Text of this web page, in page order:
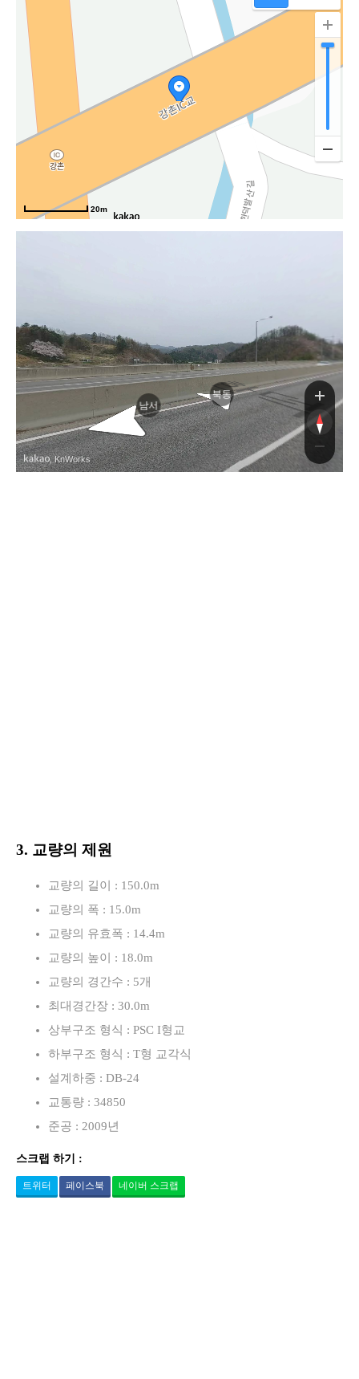
20m
양고속도로
길
남서
북동
, KnWorks
3. 교량의 제원
교량의 길이 : 150.0m
교량의 폭 : 15.0m
교량의 유효폭 : 14.4m
교량의 높이 : 18.0m
교량의 경간수 : 5개
최대경간장 : 30.0m
상부구조 형식 : PSC I형교
하부구조 형식 : T형 교각식
설계하중 : DB-24
교통량 : 34850
준공 : 2009년
스크랩 하기 :
트위터 페이스북 네이버 스크랩